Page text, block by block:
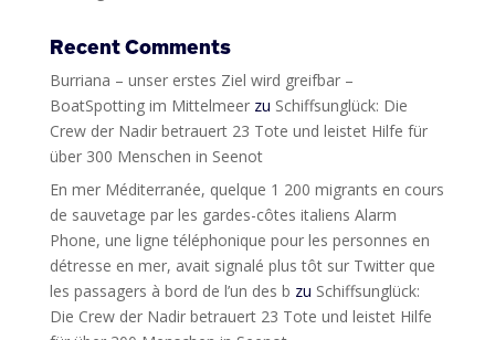
Recent Comments
Burriana – unser erstes Ziel wird greifbar –
BoatSpotting im Mittelmeerzu Schiffsunglück: Die
Crew der Nadir betrauert 23 Tote und leistet Hilfe für
über 300 Menschen in Seenot
En mer Méditerranée, quelque 1 200 migrants en cours
de sauvetage par les gardes-côtes italiens Alarm
Phone, une ligne téléphonique pour les personnes en
détresse en mer, avait signalé plus tôt sur Twitter que
les passagers à bord de l’un des b zu Schiffsunglück:
Die Crew der Nadir betrauert 23 Tote und leistet Hilfe